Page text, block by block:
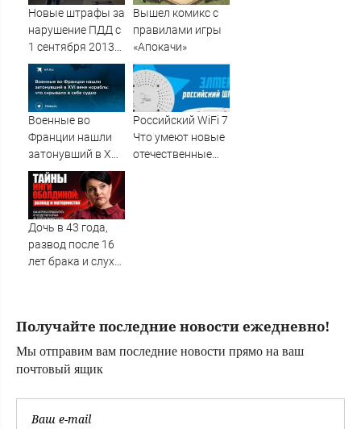
спасение детей из
и видео,
новости о ЧП в
Московской
области
Новые штрафы за
нарушение ПДД с
1 сентября 2013
года
Вышел комикс с
правилами игры
«Апокачи»
Военные во
Франции нашли
затонувший в XVI
веке корабль: что
скрывало в себе
судно
Российский WiFi 7
Что умеют новые
отечественные
Дочь в 43 года,
развод после 16
лет брака и слухи
Оболдиной ✿✔️
Получайте последние новости ежедневно!
Мы отправим вам последние новости прямо на ваш
почтовый ящик